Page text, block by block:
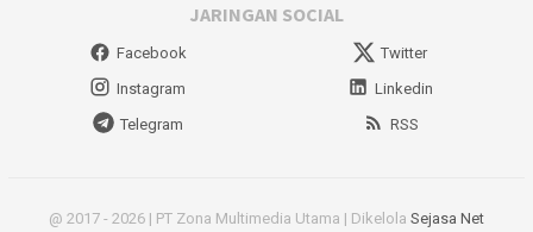
JARINGAN SOCIAL
Facebook
Twitter
Instagram
Linkedin
Telegram
RSS
@ 2017 - 2026 | PT Zona Multimedia Utama | Dikelola Sejasa Net